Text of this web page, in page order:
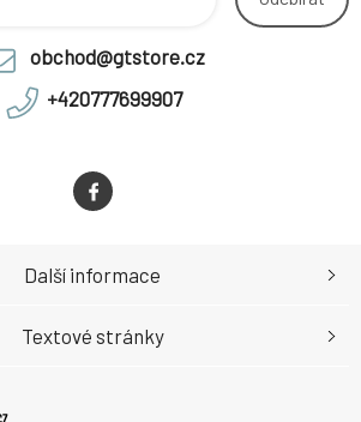
obchod@gtstore.cz
+420777699907
Další informace
Textové stránky